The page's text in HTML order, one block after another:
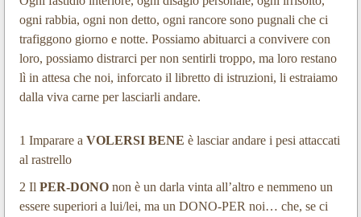
ogni rabbia, ogni non detto, ogni rancore sono pugnali che ci
trafiggono giorno e notte. Possiamo abituarci a convivere con
loro, possiamo distrarci per non sentirli troppo, ma loro restano
lì in attesa che noi, inforcato il libretto di istruzioni, li estraiamo
dalla viva carne per lasciarli andare.
1 Imparare a VOLERSI BENE è lasciar andare i pesi attaccati
al rastrello
2 Il PER-DONOnon è un darla vinta all’altro e nemmeno un
essere superiori a lui/lei, ma un DONO-PER noi… che, se ci